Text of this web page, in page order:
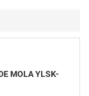
MOLA YLSK-